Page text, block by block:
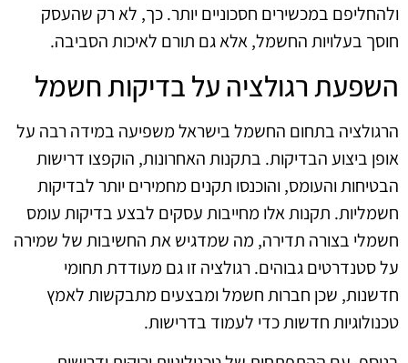
ולהחליפם במכשירים חסכוניים יותר. כך, לא רק שהעסק
חוסך בעלויות החשמל, אלא גם תורם לאיכות הסביבה.
השפעת רגולציה על בדיקות חשמל
הרגולציה בתחום החשמל בישראל משפיעה במידה רבה על
אופן ביצוע הבדיקות. בתקנות האחרונות, הוקפצו דרישות
הבטיחות והעומס, והוכנסו תקנים מחמירים יותר לבדיקות
חשמליות. תקנות אלו מחייבות עסקים לבצע בדיקות עומס
חשמלי בצורה תדירה, מה שמדגיש את החשיבות של שמירה
על סטנדרטים גבוהים. רגולציה זו גם מעודדת תחומי
חדשנות, שכן חברות חשמל ומבצעים מתבקשות לאמץ
טכנולוגיות חדשות כדי לעמוד בדרישות.